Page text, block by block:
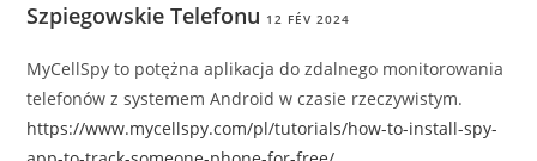
Szpiegowskie Telefonu 12 FÉV 2024
MyCellSpy to potężna aplikacja do zdalnego monitorowania
telefonów z systemem Android w czasie rzeczywistym.
https://www.mycellspy.com/pl/tutorials/how-to-install-spy-